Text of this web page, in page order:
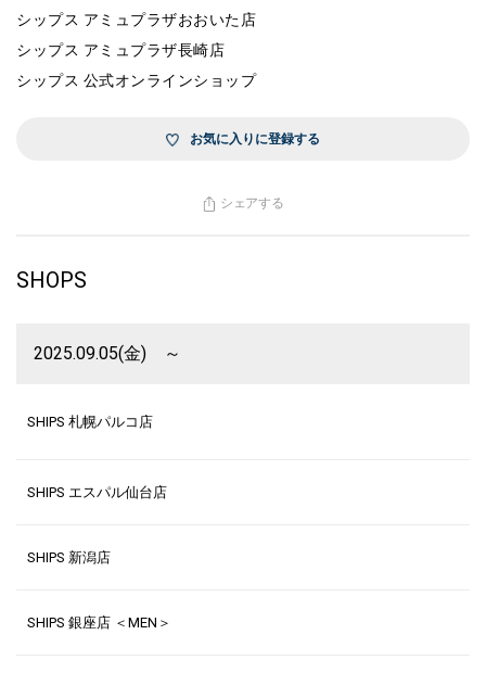
シップス アミュプラザおおいた店
シップス アミュプラザ長崎店
シップス 公式オンラインショップ
お気に入りに登録する
シェアする
SHOPS
2025.09.05(金) ～
SHIPS 札幌パルコ店
SHIPS エスパル仙台店
SHIPS 新潟店
SHIPS 銀座店 ＜MEN＞